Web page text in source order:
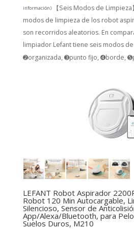
información)
【Seis Modos de
modos de limpieza de los robot
son recorridos aleatorios. En
limpiador Lefant tiene seis modos
➋organizada, ➌punto fijo, ➍borde,
LEFANT Robot Aspirador
Robot 120 Min Autocargable,
Silencioso, Sensor de
App/Alexa/Bluetooth, para
Suelos Duros, M210